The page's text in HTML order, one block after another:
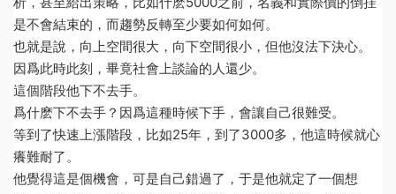
是不會結束的，而趨勢反轉至少要如何如何。
也就是說，向上空間很大，向下空間很小，但他沒法下決心。
因爲此時此刻，畢竟社會上談論的人還少。
這個階段他下不去手。
爲什麽下不去手？因爲這種時候下手，會讓自己很難受。
等到了快速上漲階段，比如25年，到了3000多，他這時候就心
癢難耐了。
他覺得這是個機會，可是自己錯過了，于是他就定了一個想